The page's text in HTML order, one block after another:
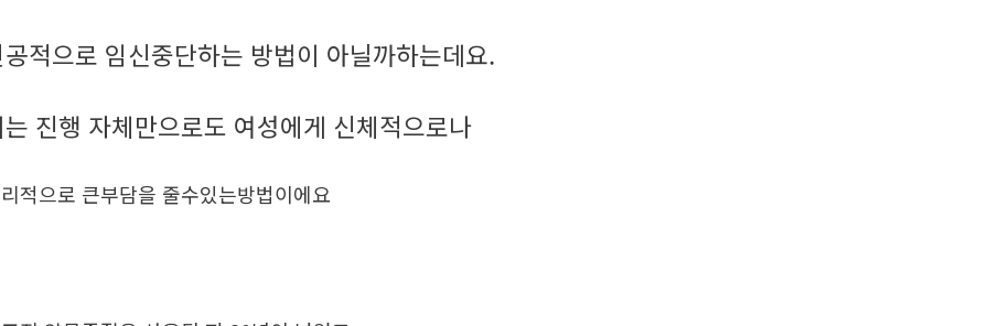
적으로 임신중단하는 방법이 아닐까하는데요.
진행 자체만으로도 여성에게 신체적으로나
적으로 큰부담을 줄수있는방법이에요